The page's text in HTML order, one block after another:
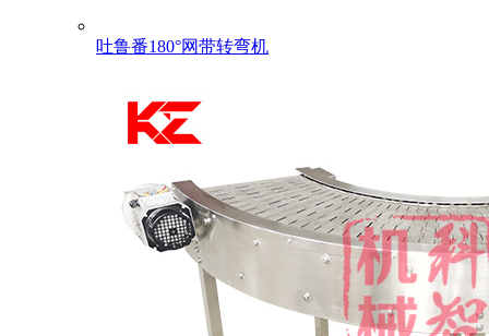
吐鲁番180°网带转弯机